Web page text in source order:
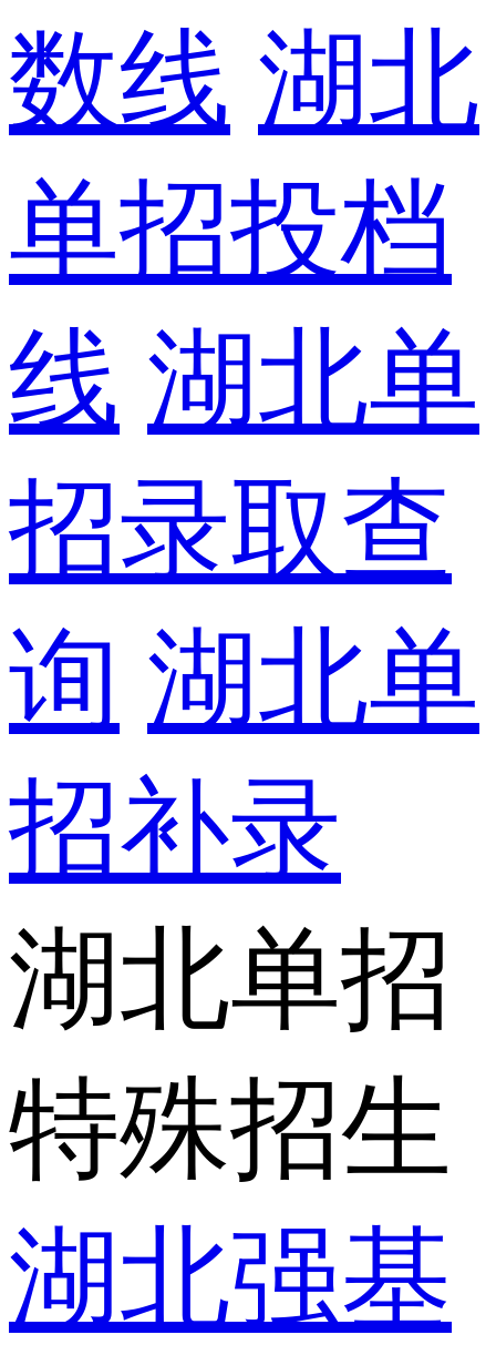
数线 湖北
单招投档
线 湖北单
招录取查
询 湖北单
招补录
湖北单招
特殊招生
湖北强基